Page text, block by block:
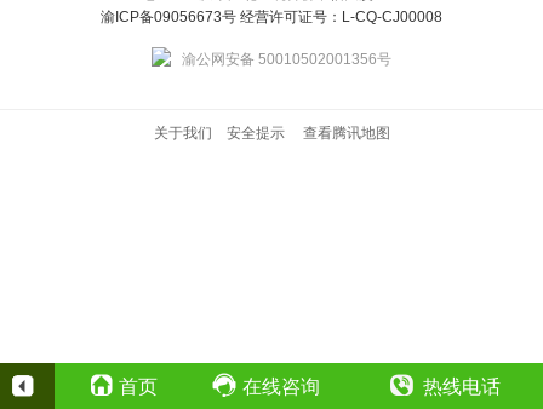
渝ICP备09056673号 经营许可证号：L-CQ-CJ00008
渝公网安备 50010502001356号
关于我们 安全提示 查看腾讯地图
首页 在线咨询 热线电话